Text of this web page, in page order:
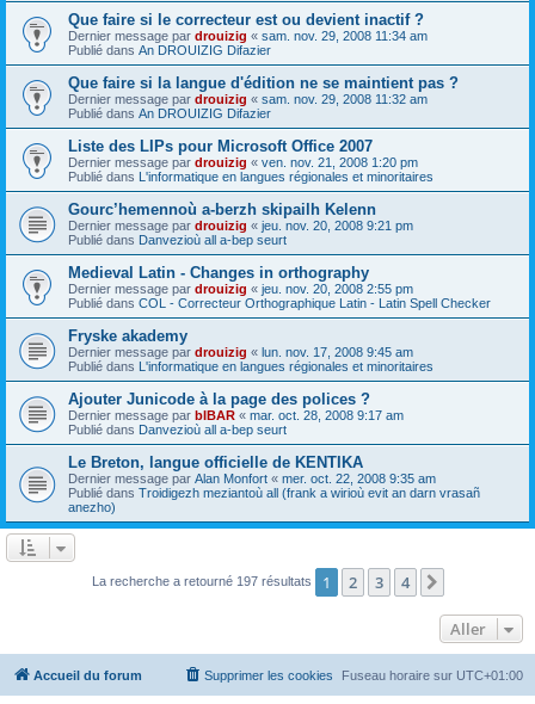
Que faire si le correcteur est ou devient inactif ?
Dernier message par drouizig « sam. nov. 29, 2008 11:34 am
Publié dans An DROUIZIG Difazier
Que faire si la langue d'édition ne se maintient pas ?
Dernier message par drouizig « sam. nov. 29, 2008 11:32 am
Publié dans An DROUIZIG Difazier
Liste des LIPs pour Microsoft Office 2007
Dernier message par drouizig « ven. nov. 21, 2008 1:20 pm
Publié dans L'informatique en langues régionales et minoritaires
Gourc’hemennoù a-berzh skipailh Kelenn
Dernier message par drouizig « jeu. nov. 20, 2008 9:21 pm
Publié dans Danvezioù all a-bep seurt
Medieval Latin - Changes in orthography
Dernier message par drouizig « jeu. nov. 20, 2008 2:55 pm
Publié dans COL - Correcteur Orthographique Latin - Latin Spell Checker
Fryske akademy
Dernier message par drouizig « lun. nov. 17, 2008 9:45 am
Publié dans L'informatique en langues régionales et minoritaires
Ajouter Junicode à la page des polices ?
Dernier message par bIBAR « mar. oct. 28, 2008 9:17 am
Publié dans Danvezioù all a-bep seurt
Le Breton, langue officielle de KENTIKA
Dernier message par Alan Monfort « mer. oct. 22, 2008 9:35 am
Publié dans Troidigezh meziantoù all (frank a wirioù evit an darn vrasañ
anezho)
La recherche a retourné 197 résultats 1 2 3 4
Aller
Accueil du forum Fuseau horaire sur UTC+01:00
Supprimer les cookies